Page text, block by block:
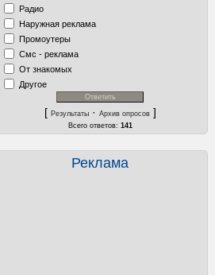
Радио
Наружная реклама
Промоутеры
Смс - реклама
От знакомых
Другое
[ Результаты· Архив опросов]
Всего ответов: 141
Реклама